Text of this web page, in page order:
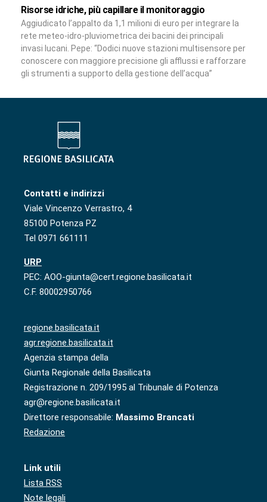
Risorse idriche, più capillare il monitoraggio
Aggiudicato l’appalto da 1,1 milioni di euro per integrare la
rete meteo-idro-pluviometrica dei bacini dei principali
invasi lucani. Pepe: “Dodici nuove stazioni multisensore per
conoscere con maggiore precisione gli afflussi e rafforzare
gli strumenti a supporto della gestione dell’acqua”
Contatti e indirizzi
Viale Vincenzo Verrastro, 4
85100 Potenza PZ
Tel 0971 661111
URP
PEC: AOO-giunta@cert.regione.basilicata.it
C.F. 80002950766
regione.basilicata.it
agr.regione.basilicata.it
Agenzia stampa della
Giunta Regionale della Basilicata
Registrazione n. 209/1995 al Tribunale di Potenza
agr@regione.basilicata.it
Direttore responsabile: Massimo Brancati
Redazione
Link utili
Lista RSS
Note legali